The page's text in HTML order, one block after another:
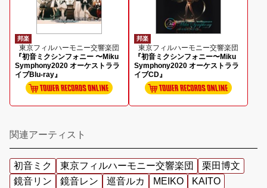
邦楽
東京フィルハーモニー交響楽団
『初音ミクシンフォニー 〜Miku
Symphony2020 オーケストララ
イブBlu-ray』
邦楽
東京フィルハーモニー交響楽団
『初音ミクシンフォニー〜Miku
Symphony2020 オーケストララ
イブCD』
関連アーティスト
初音ミク 東京フィルハーモニー交響楽団
栗田博文
鏡音リン
鏡音レン 巡音ルカ MEIKO KAITO